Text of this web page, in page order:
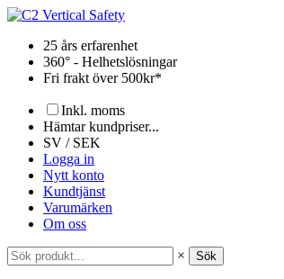
Hoppa
innehåll25 års erfarenhet
360° - Helhetslösningar
Fri frakt över 500kr*
Inkl. moms
Hämtar kundpriser...
SV / SEK
Logga in
Nytt konto
Kundtjänst
Varumärken
Om oss
× Sök